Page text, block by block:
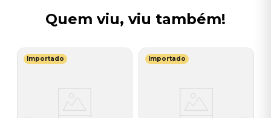
Quem viu, viu também!
Importado Importado